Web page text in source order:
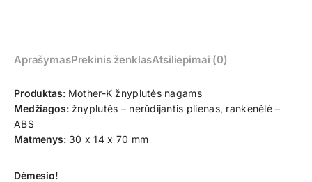
AprašymasPrekinis ženklasAtsiliepimai (0)
Produktas:Mother-K žnyplutės nagams
Medžiagos:žnyplutės – nerūdijantis plienas, rankenėlė –
ABS
Matmenys:30 x 14 x 70 mm
Dėmesio!